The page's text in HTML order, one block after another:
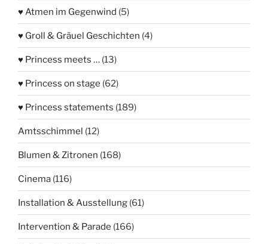
♥ Atmen im Gegenwind (5)
♥ Groll & Gräuel Geschichten (4)
♥ Princess meets … (13)
♥ Princess on stage (62)
♥ Princess statements (189)
Amtsschimmel (12)
Blumen & Zitronen (168)
Cinema (116)
Installation & Ausstellung (61)
Intervention & Parade (166)